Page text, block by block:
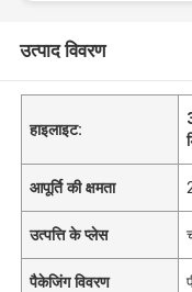
उत्पाद विवरण
हाइलाइट:
आपूर्ति की क्षमता
उत्पत्ति के प्लेस
पैकेजिंग विवरण